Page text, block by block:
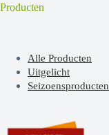
Producten
Alle Producten
Uitgelicht
Seizoensproducten